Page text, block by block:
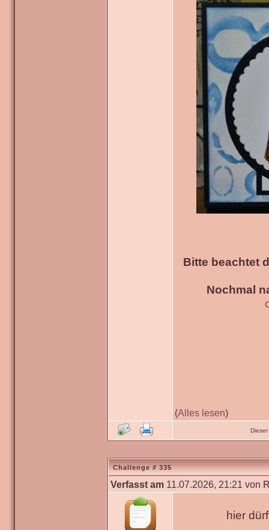
Bitte beachtet
Nochmal
(Alles lesen)
Challenge # 335
Verfasst am 11.07.2026, 21:21 von
hier